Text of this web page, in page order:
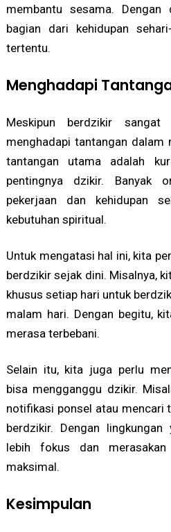
membantu sesama. Dengan
bagian dari kehidupan
tertentu.
Menghadapi
Meskipun berdzikir sangat
menghadapi tantangan dalam
tantangan utama adalah
pentingnya dzikir. Banyak
pekerjaan dan kehidupan
kebutuhan spiritual.
Untuk mengatasi hal ini, kita
berdzikir sejak dini. Misalnya,
khusus setiap hari untuk
malam hari. Dengan begitu,
merasa terbebani.
Selain itu, kita juga perlu
bisa mengganggu dzikir.
notifikasi ponsel atau mencari
berdzikir. Dengan
lebih fokus dan
maksimal.
Kesimpulan